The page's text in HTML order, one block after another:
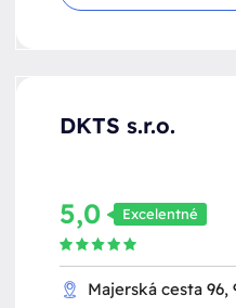
DKTS s.r.o.
5,0 Excelentné
Majerská cesta 96,